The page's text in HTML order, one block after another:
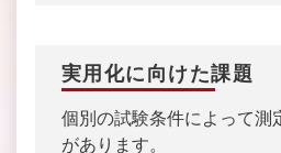
実用化に向けた課題
個別の試験条件によって測
があります。